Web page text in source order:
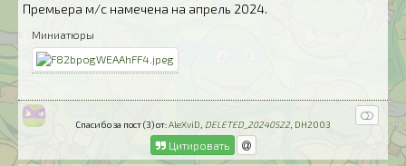
Премьера м/с намечена на апрель 2024.
Миниатюры
Спасибо за пост (3) от:AleXviD DELETED_20240522 DH2003
Цитировать